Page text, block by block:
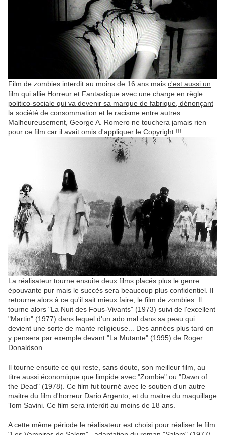
Film de zombies interdit au moins de 16 ans mais c'est aussi un
film qui allie Horreur et Fantastique avec une charge en règle
politico-sociale qui va devenir sa marque de fabrique, dénonçant
la société de consommation et le racisme entre autres.
Malheureusement, George A. Romero ne touchera jamais rien
pour ce film car il avait omis d'appliquer le Copyright !!!
La réalisateur tourne ensuite deux films placés plus le genre
épouvante pur mais le succès sera beaucoup plus confidentiel. Il
retourne alors à ce qu'il sait mieux faire, le film de zombies. Il
tourne alors "La Nuit des Fous-Vivants" (1973) suivi de l'excellent
"Martin" (1977) dans lequel d'un ado mal dans sa peau qui
devient une sorte de mante religieuse... Des années plus tard on
y pensera par exemple devant "La Mutante" (1995) de Roger
Donaldson.
Il tourne ensuite ce qui reste, sans doute, son meilleur film, au
titre aussi économique que limpide avec "Zombie" ou "Dawn of
the Dead" (1978). Ce film fut tourné avec le soutien d'un autre
maitre du film d'horreur Dario Argento, et du maitre du maquillage
Tom Savini. Ce film sera interdit au moins de 18 ans.
A cette même période le réalisateur est choisi pour réaliser le film